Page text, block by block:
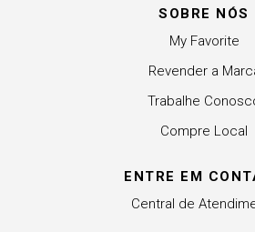
SOBRE NÓS
My Favorite
Revender a
Trabalhe
Compre Local
ENTRE EM
Central de